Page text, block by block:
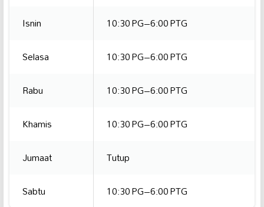
Isnin
10:30 PG–6:00 PTG
Selasa
10:30 PG–6:00 PTG
Rabu
10:30 PG–6:00 PTG
Khamis
10:30 PG–6:00 PTG
Jumaat
Tutup
Sabtu
10:30 PG–6:00 PTG